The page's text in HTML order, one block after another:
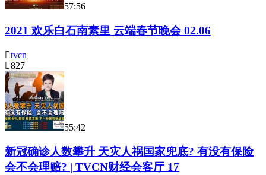
57:56
2021 欢乐白石南素里 云端春节晚会 02.06
tvcn
827
55:42
新冠确诊人数攀升 天灾人祸国家兜底? 有没有保险
会不会理赔? | TVCN财经会客厅 17